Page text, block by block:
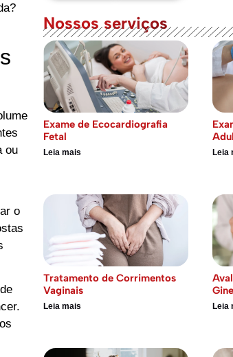
ou
o
Nossos serviços
Exame de Ecocardiografia
Fetal
Leia mais Leia
Tratamento de Corrimentos
Vaginais
Leia mais Leia